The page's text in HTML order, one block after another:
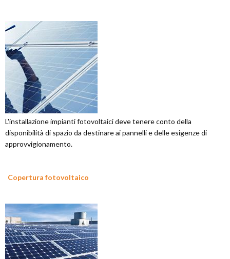
L'installazione impianti fotovoltaici deve tenere conto della
disponibilità di spazio da destinare ai pannelli e delle esigenze di
approvvigionamento.
Copertura fotovoltaico